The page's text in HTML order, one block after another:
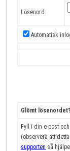
Lösenord:
Automatisk
Glömt lösenordet?
Fyll i din e-post
(observera att
supporten så